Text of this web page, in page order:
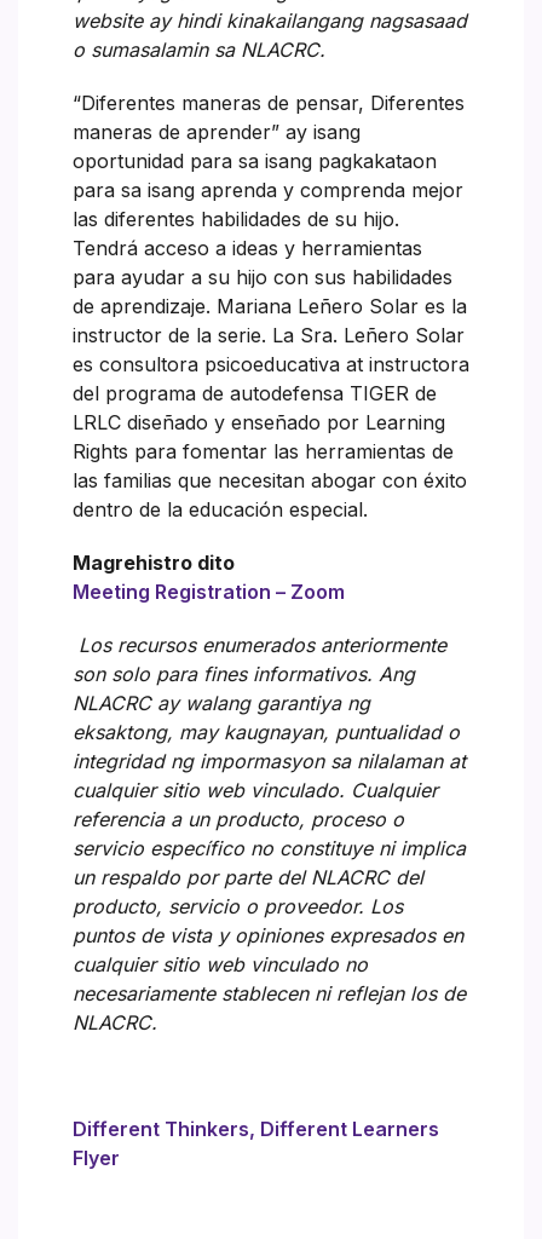
website ay hindi kinakailangang nagsasaad
o sumasalamin sa NLACRC.
“Diferentes maneras de pensar, Diferentes
maneras de aprender” ay isang
oportunidad para sa isang pagkakataon
para sa isang aprenda y comprenda mejor
las diferentes habilidades de su hijo.
Tendrá acceso a ideas y herramientas
para ayudar a su hijo con sus habilidades
de aprendizaje. Mariana Leñero Solar es la
instructor de la serie. La Sra. Leñero Solar
es consultora psicoeducativa at instructora
del programa de autodefensa TIGER de
LRLC diseñado y enseñado por Learning
Rights para fomentar las herramientas de
las familias que necesitan abogar con éxito
dentro de la educación especial.
Magrehistro dito
Meeting Registration – Zoom
Los recursos enumerados anteriormente
son solo para fines informativos. Ang
NLACRC ay walang garantiya ng
eksaktong, may kaugnayan, puntualidad o
integridad ng impormasyon sa nilalaman at
cualquier sitio web vinculado. Cualquier
referencia a un producto, proceso o
servicio específico no constituye ni implica
un respaldo por parte del NLACRC del
producto, servicio o proveedor. Los
puntos de vista y opiniones expresados en
cualquier sitio web vinculado no
necesariamente stablecen ni reflejan los de
NLACRC.
Different Thinkers, Different Learners
Flyer